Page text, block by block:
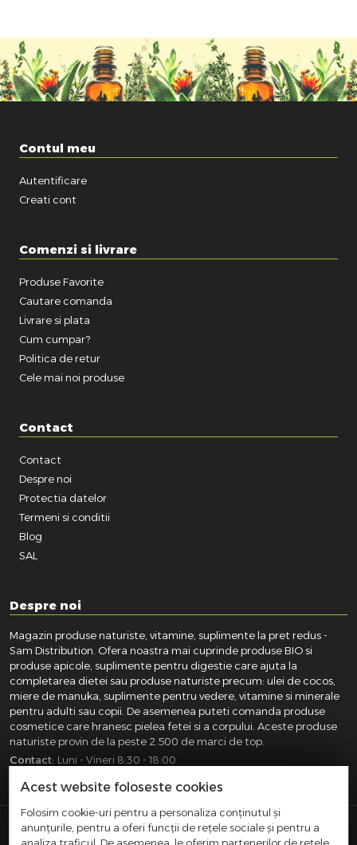
Contul meu
Autentificare
Creati cont
Comenzi si livrare
Produse Favorite
Cautare comanda
Livrare si plata
Cum cumpar?
Politica de retur
Cele mai noi produse
Contact
Contact
Despre noi
Protectia datelor
Termeni si conditii
Blog
SAL
Despre noi
Magazin produse naturiste, vitamine, suplimente la pret redus -
Sam Distribution. Ofera noastra mai cuprinde produse BIO si
produse apicole, suplimente pentru digestie care ajuta la
completarea dietei sau produse naturiste precum: ulei de cocos,
miere de manuka, suplimente pentru vedere, vitamine si minerale
pentru adulti sau copii. De asemenea puteti comanda produse
cosmetice care hranesc pielea fetei si a corpului. Aceste produse
naturiste provin de la peste 2.500 de marci de top.
Contact: Luni - Vineri 8:30 - 18:00
SAM DISTRIBUTION S.R.L.- Registrul Comertului:
Acest website foloseste cookies
Folosim cookie-uri pentru a personaliza conținutul și
anunțurile, pentru a oferi funcții de rețele sociale și pentru a